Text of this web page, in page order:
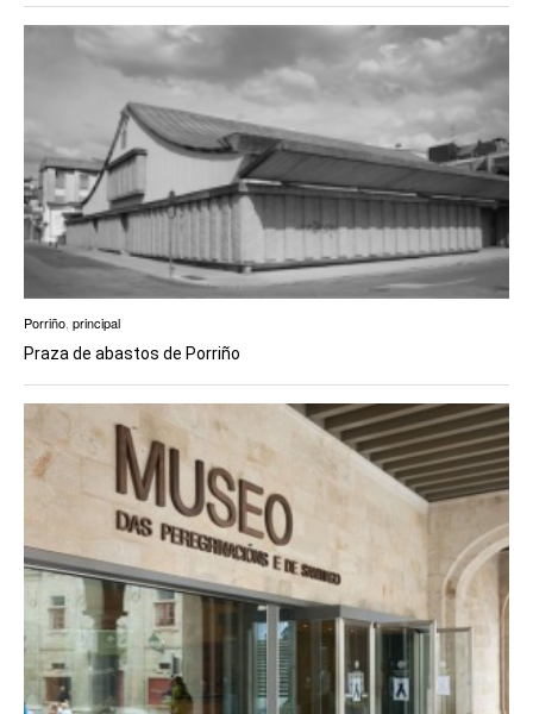
Porriño, principal
Praza de abastos de Porriño